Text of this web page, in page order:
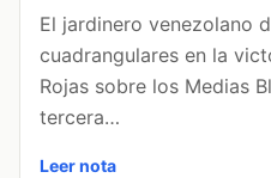
El jardinero venezolano
cuadrangulares en la
Rojas sobre los Medias
tercera…
Leer nota